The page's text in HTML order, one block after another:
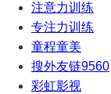
注意力训练
专注力训练
童程童美
搜外友链9560
彩虹影视